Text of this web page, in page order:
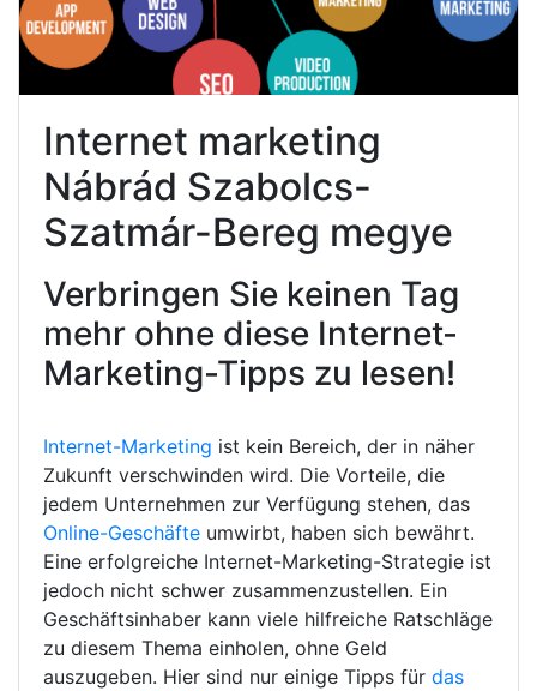
Internet marketing
Nábrád Szabolcs-
Szatmár-Bereg megye
Verbringen Sie keinen Tag
mehr ohne diese Internet-
Marketing-Tipps zu lesen!
Internet-Marketing ist kein Bereich, der in näher
Zukunft verschwinden wird. Die Vorteile, die
jedem Unternehmen zur Verfügung stehen, das
Online-Geschäfte umwirbt, haben sich bewährt.
Eine erfolgreiche Internet-Marketing-Strategie ist
jedoch nicht schwer zusammenzustellen. Ein
Geschäftsinhaber kann viele hilfreiche Ratschläge
zu diesem Thema einholen, ohne Geld
auszugeben. Hier sind nur einige Tipps für das